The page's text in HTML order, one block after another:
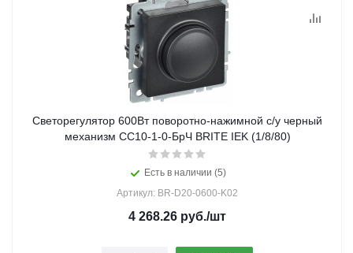
Светорегулятор 600Вт поворотно-нажимной с/у черный
механизм СС10-1-0-БрЧ BRITE IEK (1/8/80)
Есть в наличии (5)
Артикул: BR-D20-0600-K02
4 268.26 руб./шт